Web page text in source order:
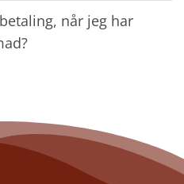
når jeg har